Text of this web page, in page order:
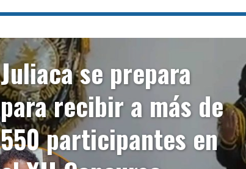
Juliaca se prepara
para recibir a más de
550 participantes en